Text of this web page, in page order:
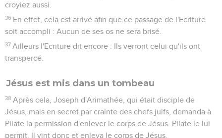
croyiez aussi.
36 En effet, cela est arrivé afin que ce passage de l'Ecriture
soit accompli : Aucun de ses os ne sera brisé.
37 Ailleurs l'Ecriture dit encore : Ils verront celui qu'ils ont
transpercé.
Jésus est mis dans un tombeau
38 Après cela, Joseph d'Arimathée, qui était disciple de
Jésus, mais en secret par crainte des chefs juifs, demanda à
Pilate la permission d'enlever le corps de Jésus. Pilate le lui
permit. Il vint donc et enleva le corps de Jésus.